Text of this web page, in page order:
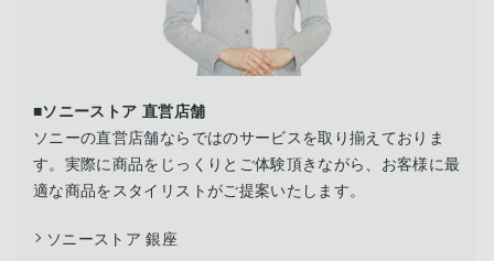
■ソニーストア 直営店舗
ソニーの直営店舗ならではのサービスを取り揃えておりま
す。実際に商品をじっくりとご体験頂きながら、お客様に最
適な商品をスタイリストがご提案いたします。
ソニーストア 銀座